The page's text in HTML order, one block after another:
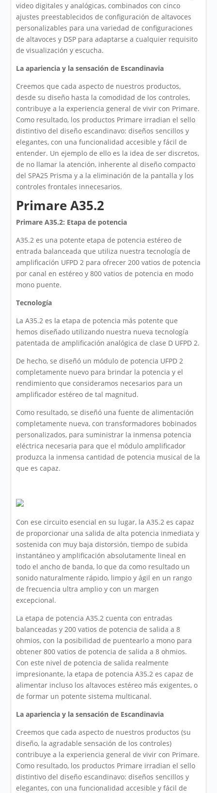
video digitales y analógicas, combinados con cinco
ajustes preestablecidos de configuración de altavoces
personalizables para una variedad de configuraciones
de altavoces y DSP para adaptarse a cualquier requisito
de visualización y escucha.
La apariencia y la sensación de Escandinavia
Creemos que cada aspecto de nuestros productos,
desde su diseño hasta la comodidad de los controles,
contribuye a la experiencia general de vivir con Primare.
Como resultado, los productos Primare irradian el sello
distintivo del diseño escandinavo: diseños sencillos y
elegantes, con una funcionalidad accesible y fácil de
entender. Un ejemplo de ello es la idea de ser discretos,
de no llamar la atención, inherente al diseño compacto
del SPA25 Prisma y a la eliminación de la pantalla y los
controles frontales innecesarios.
Primare A35.2
Primare A35.2: Etapa de potencia
A35.2 es una potente etapa de potencia estéreo de
entrada balanceada que utiliza nuestra tecnología de
amplificación UFPD 2 para ofrecer 200 vatios de potencia
por canal en estéreo y 800 vatios de potencia en modo
mono puente.
Tecnología
La A35.2 es la etapa de potencia más potente que
hemos diseñado utilizando nuestra nueva tecnología
patentada de amplificación analógica de clase D UFPD 2.
De hecho, se diseñó un módulo de potencia UFPD 2
completamente nuevo para brindar la potencia y el
rendimiento que consideramos necesarios para un
amplificador estéreo de tal magnitud.
Como resultado, se diseñó una fuente de alimentación
completamente nueva, con transformadores bobinados
personalizados, para suministrar la inmensa potencia
eléctrica necesaria para que el módulo amplificador
produzca la inmensa cantidad de potencia musical de la
que es capaz.
Con ese circuito esencial en su lugar, la A35.2 es capaz
de proporcionar una salida de alta potencia inmediata y
sostenida con muy baja distorsión, tiempo de subida
instantáneo y amplificación absolutamente lineal en
todo el ancho de banda, lo que da como resultado un
sonido naturalmente rápido, limpio y ágil en un rango
de frecuencia ultra amplio y con un margen
excepcional.
La etapa de potencia A35.2 cuenta con entradas
balanceadas y 200 vatios de potencia de salida a 8
ohmios, con la posibilidad de puentearlo a mono para
obtener 800 vatios de potencia de salida a 8 ohmios.
Con este nivel de potencia de salida realmente
impresionante, la etapa de potencia A35.2 es capaz de
alimentar incluso los altavoces estéreo más exigentes, o
de formar un potente sistema multicanal.
La apariencia y la sensación de Escandinavia
Creemos que cada aspecto de nuestros productos (su
diseño, la agradable sensación de los controles)
contribuye a la experiencia general de vivir con Primare.
Como resultado, los productos Primare irradian el sello
distintivo del diseño escandinavo: diseños sencillos y
elegantes, con una funcionalidad accesible y fácil de